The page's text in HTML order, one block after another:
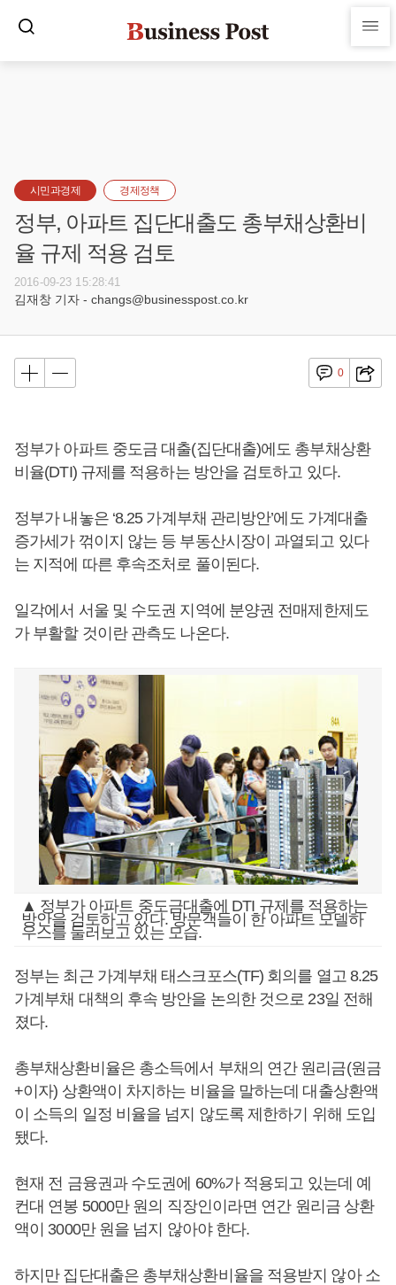
시민과경제 경제정책
정부, 아파트 집단대출도 총부채상환비
율 규제 적용 검토
2016-09-23 15:28:41
김재창 기자 - changs@businesspost.co.kr
0
정부가 아파트 중도금 대출(집단대출)에도 총부채상환
비율(DTI) 규제를 적용하는 방안을 검토하고 있다.
정부가 내놓은 ‘8.25 가계부채 관리방안’에도 가계대출
증가세가 꺾이지 않는 등 부동산시장이 과열되고 있다
는 지적에 따른 후속조처로 풀이된다.
일각에서 서울 및 수도권 지역에 분양권 전매제한제도
가 부활할 것이란 관측도 나온다.
▲ 정부가 아파트 중도금대출에 DTI 규제를 적용하는
방안을 검토하고 있다. 방문객들이 한 아파트 모델하
우스를 둘러보고 있는 모습.
정부는 최근 가계부채 태스크포스(TF) 회의를 열고 8.25
가계부채 대책의 후속 방안을 논의한 것으로 23일 전해
졌다.
총부채상환비율은 총소득에서 부채의 연간 원리금(원금
+이자) 상환액이 차지하는 비율을 말하는데 대출상환액
이 소득의 일정 비율을 넘지 않도록 제한하기 위해 도입
됐다.
현재 전 금융권과 수도권에 60%가 적용되고 있는데 예
컨대 연봉 5000만 원의 직장인이라면 연간 원리금 상환
액이 3000만 원을 넘지 않아야 한다.
하지만 집단대출은 총부채상환비율을 적용받지 않아 소